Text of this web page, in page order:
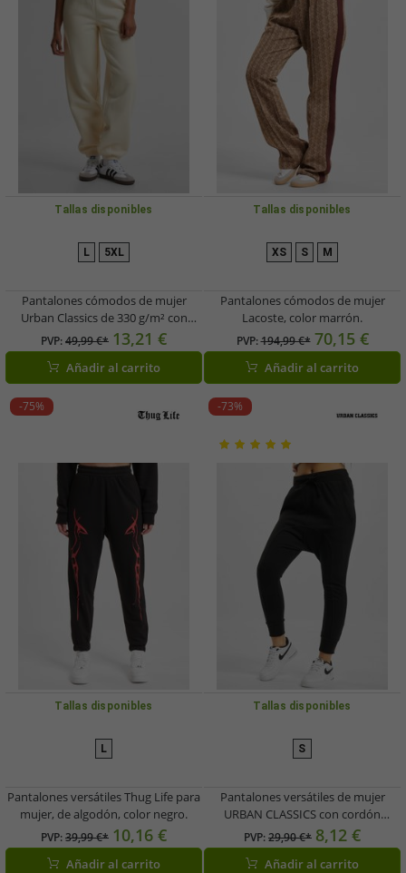
Tallas disponibles
L 5XL
Pantalones cómodos de mujer
Urban Classics de 330 g/m² con
algodón color crudo-blanco
PVP:49,99 €* 13,21 €
Añadir al carrito
Tallas disponibles
XS S M
Pantalones cómodos de mujer
Lacoste, color marrón.
PVP:194,99 €* 70,15 €
Añadir al carrito
-75%
Tallas disponibles
L
Pantalones versátiles Thug Life para
mujer, de algodón, color negro.
PVP:39,99 €* 10,16 €
Añadir al carrito
-73%
Tallas disponibles
S
Pantalones versátiles de mujer
URBAN CLASSICS con cordón
ajustable y bolsillos, algodón de 210
g/m², color negro.
PVP:29,90 €* 8,12 €
Añadir al carrito